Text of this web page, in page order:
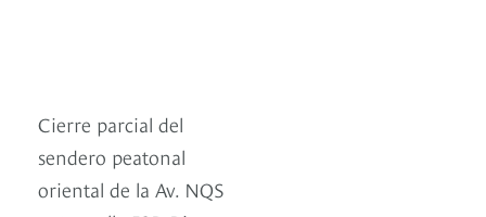
Cierre parcial del
sendero peatonal
oriental de la Av. NQS